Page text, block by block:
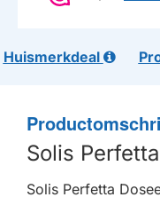
Huismerkdeal
Solis
Solis Perfetta